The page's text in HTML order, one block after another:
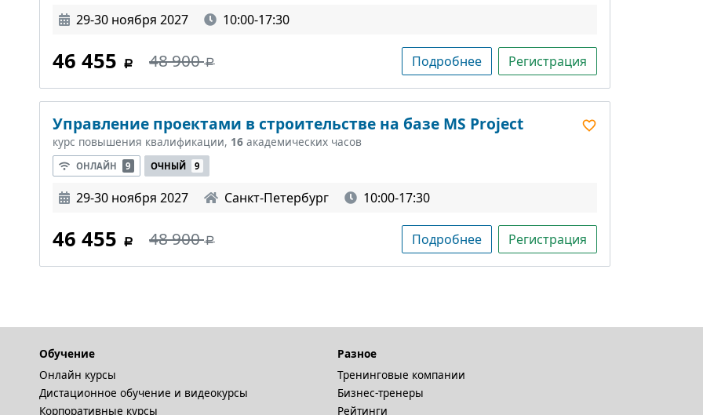
29-30 ноября 2027 10:00-17:30
46 455 48 900 Подробнее Регистрация
Управление проектами в строительстве на базе MS Project
курс повышения квалификации, 16 академических часов
ОНЛАЙН 9 ОЧНЫЙ 9
29-30 ноября 2027 Санкт-Петербург 10:00-17:30
46 455 48 900 Подробнее Регистрация
Обучение
Онлайн курсы
Дистационное обучение и видеокурсы
Корпоративные курсы
Разное
Тренинговые компании
Бизнес-тренеры
Рейтинги